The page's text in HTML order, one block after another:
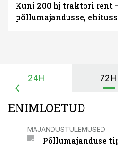
Kuni 200 hj traktori rent
põllumajandusse,
24H 72H
ENIMLOETUD
MAJANDUSTULEMUSED
Põllumajanduse